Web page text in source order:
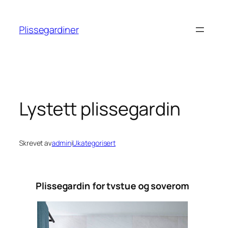
innhold
Plissegardiner
Lystett plissegardin
Skrevet avadminiUkategorisert
Plissegardin for tvstue og soverom